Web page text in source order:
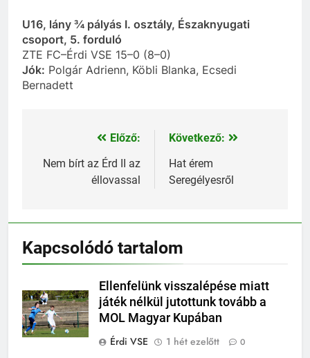
U16, lány ¾ pályás I. osztály, Északnyugati
csoport, 5. forduló
ZTE FC–Érdi VSE 15–0 (8–0)
Jók: Polgár Adrienn, Köbli Blanka, Ecsedi
Bernadett
Bejegyzés
navigáció
Előző:
Nem bírt az Érd II az
éllovassal
Következő:
Hat érem
Seregélyesről
Kapcsolódó tartalom
Ellenfelünk visszalépése miatt
játék nélkül jutottunk tovább a
MOL Magyar Kupában
Érdi VSE
1 hét ezelőtt 0